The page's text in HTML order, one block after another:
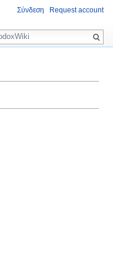
Σύνδεση Request account